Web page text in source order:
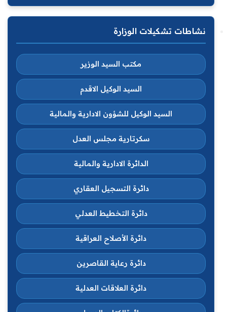
نشاطات تشكيلات الوزارة
مكتب السيد الوزير
السيد الوكيل الاقدم
السيد الوكيل للشؤون الادارية والمالية
سكرتارية مجلس العدل
الدائرة الادارية والمالية
دائرة التسجيل العقاري
دائرة التخطيط العدلي
دائرة الأصلاح العراقية
دائرة رعاية القاصرين
دائرة العلاقات العدلية